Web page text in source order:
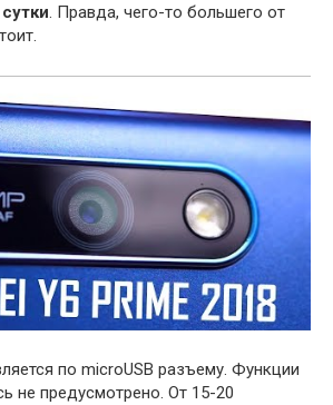
. Правда, чего-то большего от
по microUSB разъему. Функции
не предусмотрено. От 15-20